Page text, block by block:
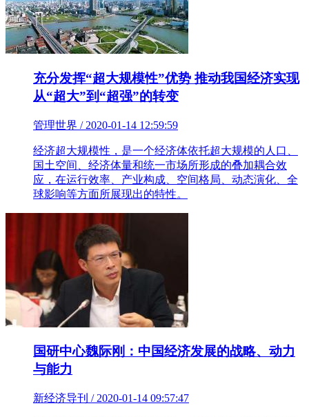
充分发挥“超大规模性”优势 推动我国经济实现
从“超大”到“超强”的转变
管理世界 / 2020-01-14 12:59:59
经济超大规模性，是一个经济体依托超大规模的人口、
国土空间、经济体量和统一市场所形成的叠加耦合效
应，在运行效率、产业构成、空间格局、动态演化、全
球影响等方面所展现出的特性。
国研中心魏际刚：中国经济发展的战略、动力
与能力
新经济导刊 / 2020-01-14 09:57:47